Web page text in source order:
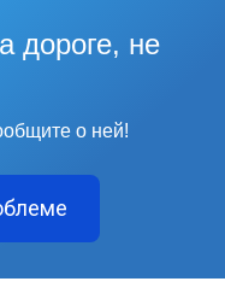
дороге, не
о ней!